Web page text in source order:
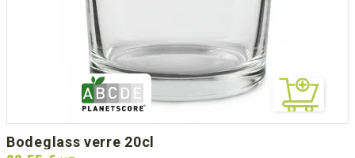
bodeglass verre 20cl